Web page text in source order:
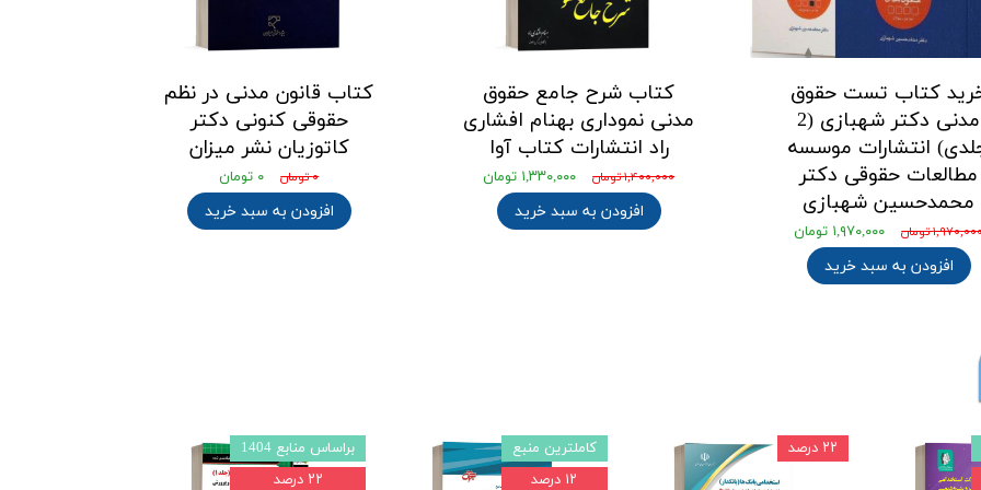
کتاب تست حقوق
مدنی دکتر شهبازی (2
انتشارات موسسه
مطالعات حقوقی دکتر
محمدحسین شهبازی
تومان ۱,۹۷۰,۰۰۰ تومان
افزودن به سبد خرید
کتاب شرح جامع حقوق
مدنی نموداری بهنام افشاری
راد انتشارات کتاب آوا
۱,۴۰۰,۰۰۰ تومان ۱,۳۳۰,۰۰۰ تومان
افزودن به سبد خرید
کتاب قانون مدنی در نظم
حقوقی کنونی دکتر
کاتوزیان نشر میزان
۰ تومان ۰ تومان
افزودن به سبد خرید
براساس منابع 1404
۲۲ درصد
کاملترین منبع
۱۲ درصد
۲۲ درصد